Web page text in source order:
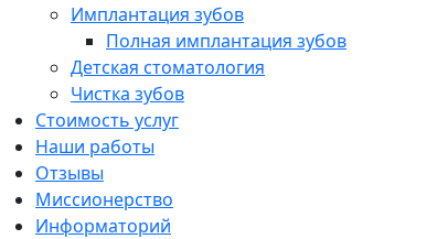
Имплантация зубов
Полная имплантация зубов
Детская стоматология
Чистка зубов
Стоимость услуг
Наши работы
Отзывы
Миссионерство
Информаторий